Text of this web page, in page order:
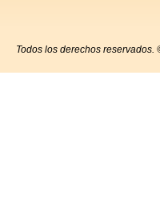
Todos los derechos reservados.